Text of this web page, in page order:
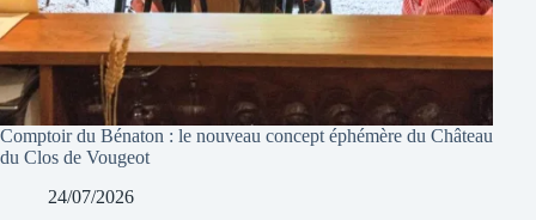
Comptoir du Bénaton : le nouveau concept éphémère du Château
du Clos de Vougeot
24/07/2026